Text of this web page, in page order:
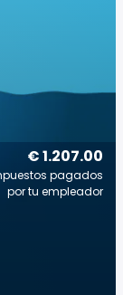
€ 1.207.00
pagados
por tu empleador